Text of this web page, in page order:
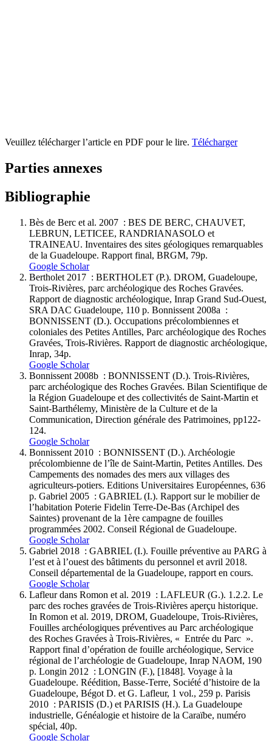
Veuillez télécharger l’article en PDF pour le lire. Télécharger
Parties annexes
Bibliographie
Bès de Berc et al. 2007 : BES DE BERC, CHAUVET,
LEBRUN, LETICEE, RANDRIANASOLO et
TRAINEAU. Inventaires des sites géologiques remarquables
de la Guadeloupe. Rapport final, BRGM, 79p.
Google Scholar
Bertholet 2017 : BERTHOLET (P.). DROM, Guadeloupe,
Trois-Rivières, parc archéologique des Roches Gravées.
Rapport de diagnostic archéologique, Inrap Grand Sud-Ouest,
SRA DAC Guadeloupe, 110 p. Bonnissent 2008a :
BONNISSENT (D.). Occupations précolombiennes et
coloniales des Petites Antilles, Parc archéologique des Roches
Gravées, Trois-Rivières. Rapport de diagnostic archéologique,
Inrap, 34p.
Google Scholar
Bonnissent 2008b : BONNISSENT (D.). Trois-Rivières,
parc archéologique des Roches Gravées. Bilan Scientifique de
la Région Guadeloupe et des collectivités de Saint-Martin et
Saint-Barthélemy, Ministère de la Culture et de la
Communication, Direction générale des Patrimoines, pp122-
124.
Google Scholar
Bonnissent 2010 : BONNISSENT (D.). Archéologie
précolombienne de l’île de Saint-Martin, Petites Antilles. Des
Campements des nomades des mers aux villages des
agriculteurs-potiers. Editions Universitaires Européennes, 636
p. Gabriel 2005 : GABRIEL (I.). Rapport sur le mobilier de
l’habitation Poterie Fidelin Terre-De-Bas (Archipel des
Saintes) provenant de la 1ère campagne de fouilles
programmées 2002. Conseil Régional de Guadeloupe.
Google Scholar
Gabriel 2018 : GABRIEL (I.). Fouille préventive au PARG à
l’est et à l’ouest des bâtiments du personnel et avril 2018.
Conseil départemental de la Guadeloupe, rapport en cours.
Google Scholar
Lafleur dans Romon et al. 2019 : LAFLEUR (G.). 1.2.2. Le
parc des roches gravées de Trois-Rivières aperçu historique.
In Romon et al. 2019, DROM, Guadeloupe, Trois-Rivières,
Fouilles archéologiques préventives au Parc archéologique
des Roches Gravées à Trois-Rivières, « Entrée du Parc ».
Rapport final d’opération de fouille archéologique, Service
régional de l’archéologie de Guadeloupe, Inrap NAOM, 190
p. Longin 2012 : LONGIN (F.), [1848]. Voyage à la
Guadeloupe. Réédition, Basse-Terre, Société d’histoire de la
Guadeloupe, Bégot D. et G. Lafleur, 1 vol., 259 p. Parisis
2010 : PARISIS (D.) et PARISIS (H.). La Guadeloupe
industrielle, Généalogie et histoire de la Caraïbe, numéro
spécial, 40p.
Google Scholar